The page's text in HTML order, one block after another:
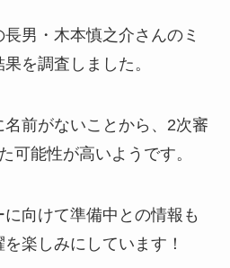
男・木本慎之介さんのミ
を調査しました。
前がないことから、2次審
可能性が高いようです。
向けて準備中との情報も
楽しみにしています！